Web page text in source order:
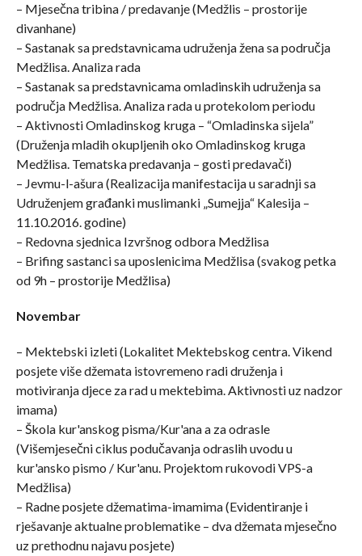
– Mjesečna tribina / predavanje (Medžlis – prostorije
divanhane)
– Sastanak sa predstavnicama udruženja žena sa područja
Medžlisa. Analiza rada
– Sastanak sa predstavnicama omladinskih udruženja sa
područja Medžlisa. Analiza rada u protekolom periodu
– Aktivnosti Omladinskog kruga – “Omladinska sijela”
(Druženja mladih okupljenih oko Omladinskog kruga
Medžlisa. Tematska predavanja – gosti predavači)
– Jevmu-l-ašura (Realizacija manifestacija u saradnji sa
Udruženjem građanki muslimanki „Sumejja“ Kalesija –
11.10.2016. godine)
– Redovna sjednica Izvršnog odbora Medžlisa
– Brifing sastanci sa uposlenicima Medžlisa (svakog petka
od 9h – prostorije Medžlisa)
Novembar
– Mektebski izleti (Lokalitet Mektebskog centra. Vikend
posjete više džemata istovremeno radi druženja i
motiviranja djece za rad u mektebima. Aktivnosti uz nadzor
imama)
– Škola kur'anskog pisma/Kur'ana a za odrasle
(Višemjesečni ciklus podučavanja odraslih uvodu u
kur'ansko pismo / Kur'anu. Projektom rukovodi VPS-a
Medžlisa)
– Radne posjete džematima-imamima (Evidentiranje i
rješavanje aktualne problematike – dva džemata mjesečno
uz prethodnu najavu posjete)